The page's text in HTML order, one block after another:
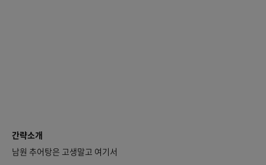
간략소개
남원 추어탕은 고생말고 여기서